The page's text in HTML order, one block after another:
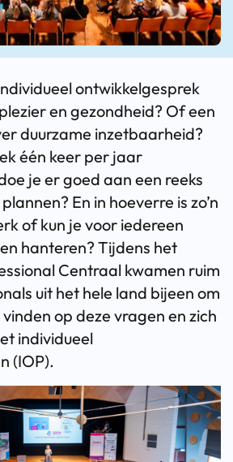
ontwikkelgesprek
en gezondheid? Of een
duurzame inzetbaarheid?
één keer per jaar
je er goed aan een reeks
En in hoeverre is zo’n
of kun je voor iedereen
hanteren? Tijdens het
Centraal kwamen ruim
uit het hele land bijeen om
op deze vragen en zich
individueel
(IOP).